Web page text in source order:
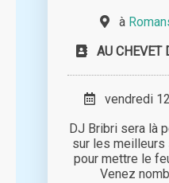
à
AU CHEVET
vendredi
DJ Bribri sera là
sur les meilleurs
pour mettre le
Venez